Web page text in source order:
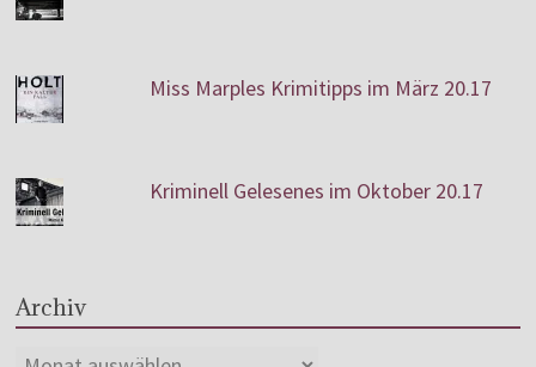
Miss Marples Krimitipps im März 20.17
Kriminell Gelesenes im Oktober 20.17
Archiv